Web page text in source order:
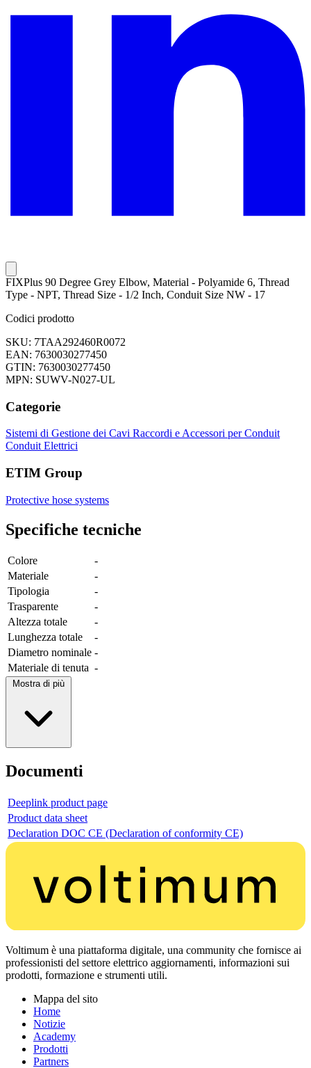
FIXPlus 90 Degree Grey Elbow, Material - Polyamide 6, Thread
Type - NPT, Thread Size - 1/2 Inch, Conduit Size NW - 17
Codici prodotto
SKU: 7TAA292460R0072
EAN: 7630030277450
GTIN: 7630030277450
MPN: SUWV-N027-UL
Categorie
Sistemi di Gestione dei Cavi Raccordi e Accessori per Conduit
Conduit Elettrici
ETIM Group
Protective hose systems
Specifiche tecniche
Colore
-
Materiale
-
Tipologia
-
Trasparente
-
Altezza totale
-
Lunghezza totale
-
Diametro nominale -
Materiale di tenuta -
Mostra di più
Documenti
Deeplink product page
Product data sheet
Declaration DOC CE (Declaration of conformity CE)
Voltimum è una piattaforma digitale, una community che fornisce ai
professionisti del settore elettrico aggiornamenti, informazioni sui
prodotti, formazione e strumenti utili.
Mappa del sito
Home
Notizie
Academy
Prodotti
Partners